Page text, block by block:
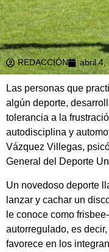
REDACCIÓN abril 4,
Las personas que
algún deporte,
tolerancia a la
autodisciplina y
Vázquez Villegas,
General del Deporte
Un novedoso deporte
lanzar y cachar un
le conoce como
autorregulado, es
favorece en los